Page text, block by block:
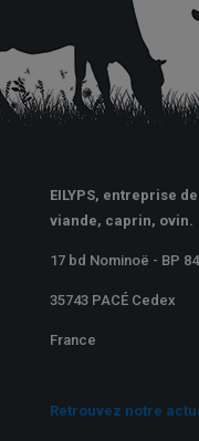
EILYPS, entreprise
viande, caprin, ovin.
17 bd Nominoë - BP
35743 PACÉ Cedex
France
Retrouvez notre